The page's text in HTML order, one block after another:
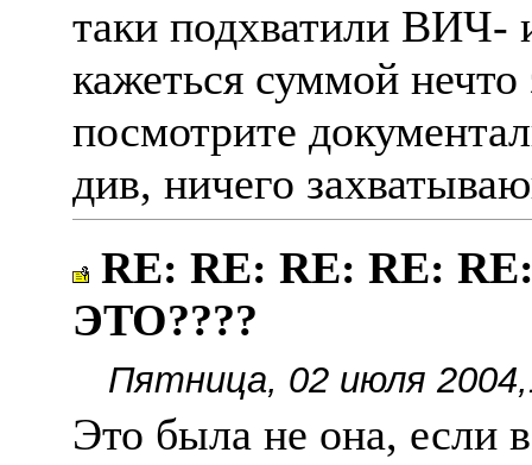
таки подхватили
кажеться суммой
посмотрите
див, ничего
RE: RE: RE: RE:
ЭТО????
Пятница, 02 июля
Это была не она, если